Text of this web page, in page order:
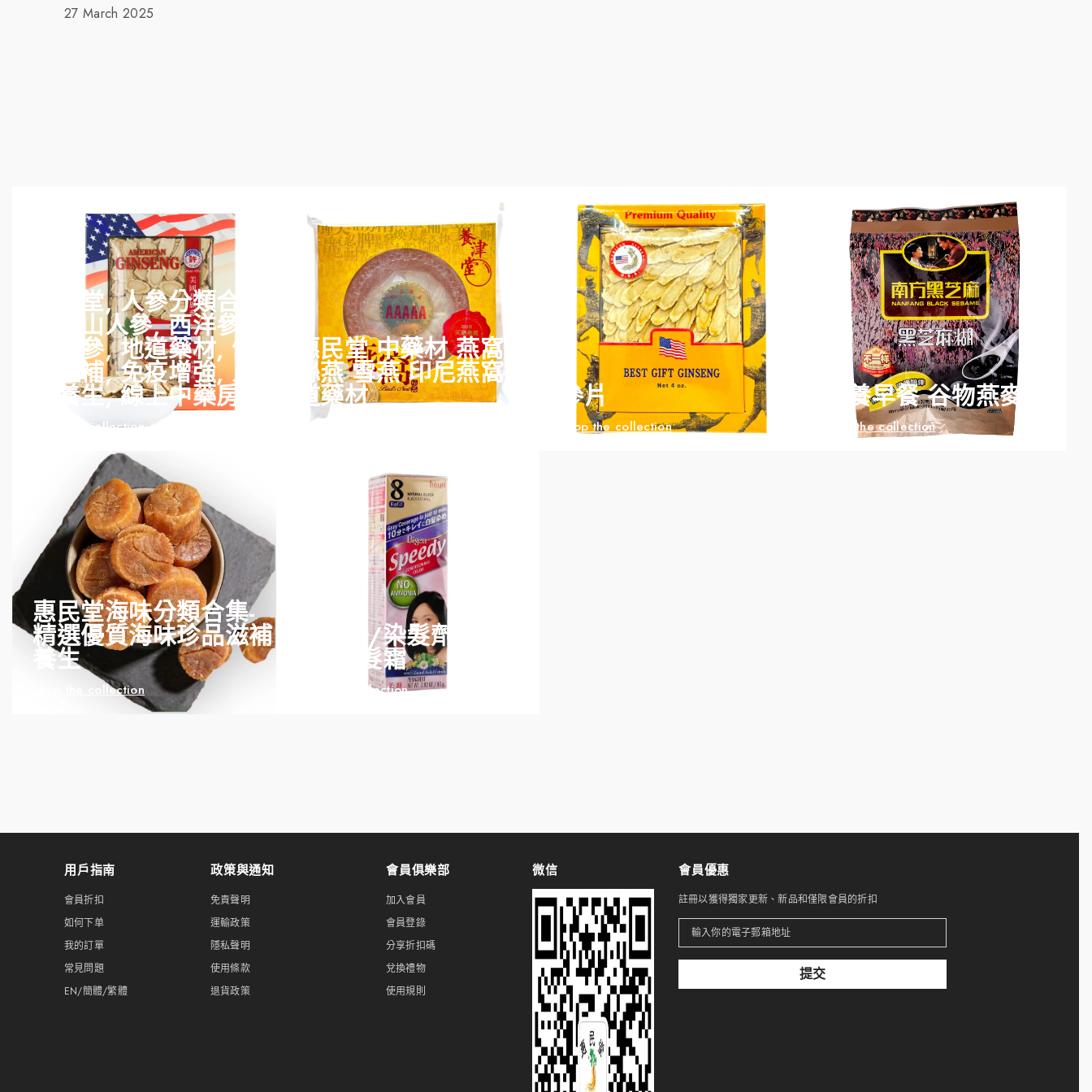
27 March 2025
惠民堂, 人參分類合集,
長白山人參, 西洋參,
高麗參, 地道藥材, 健
康滋補, 免疫增強, 人
參養生, 線上中藥房
Shop the collection
惠民堂 中藥材 燕窩 金
絲燕 雪燕 印尼燕窩 地
道藥材 參片
Shop the collection
營養早餐 谷物燕麥粥
Shop the collection
惠民堂海味分類合集-
精選優質海味珍品滋補
養生
Shop the collection
染髮膏/染髮劑/染髮
水/染髮霜
Shop the collection
用戶指南
會員折扣
如何下单
我的訂單
常見問題
EN/簡體/繁體
政策與通知
免責聲明
運輸政策
隱私聲明
使用條款
退貨政策
會員俱樂部
加入會員
會員登錄
分享折扣碼
兌換禮物
使用規則
微信 會員優惠
註冊以獲得獨家更新、新品和僅限會員的折扣
提交